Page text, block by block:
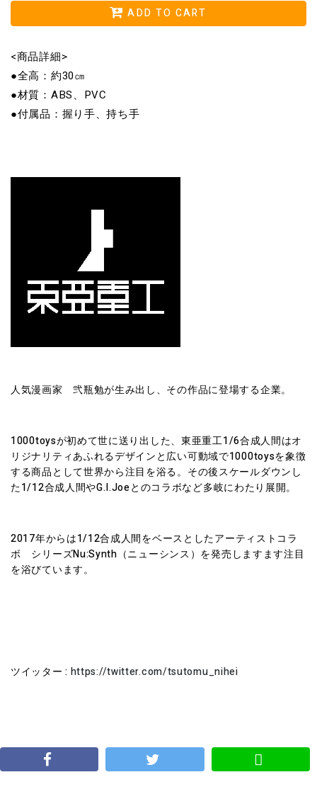
ADD TO CART
<商品詳細>
●全高：約30㎝
●材質：ABS、PVC
●付属品：握り手、持ち手
人気漫画家 弐瓶勉が生み出し、その作品に登場する企業。
1000toysが初めて世に送り出した、東亜重工1/6合成人間はオ
リジナリティあふれるデザインと広い可動域で1000toysを象徴
する商品として世界から注目を浴る。その後スケールダウンし
た1/12合成人間やG.I.Joeとのコラボなど多岐にわたり展開。
2017年からは1/12合成人間をベースとしたアーティストコラ
ボ シリーズNu:Synth（ニューシンス）を発売しますます注目
を浴びています。
ツイッター : https://twitter.com/tsutomu_nihei